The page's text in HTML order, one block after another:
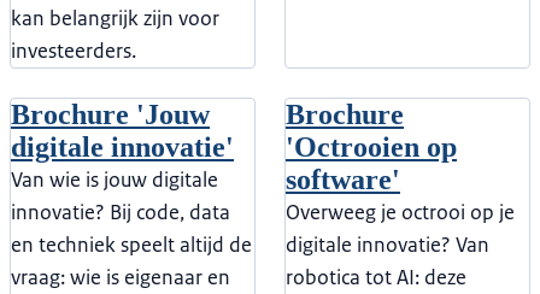
kan belangrijk zijn voor
investeerders.
Brochure 'Jouw
digitale innovatie'
Van wie is jouw digitale
innovatie? Bij code, data
en techniek speelt altijd de
vraag: wie is eigenaar en
Brochure
'Octrooien op
software'
Overweeg je octrooi op je
digitale innovatie? Van
robotica tot AI: deze